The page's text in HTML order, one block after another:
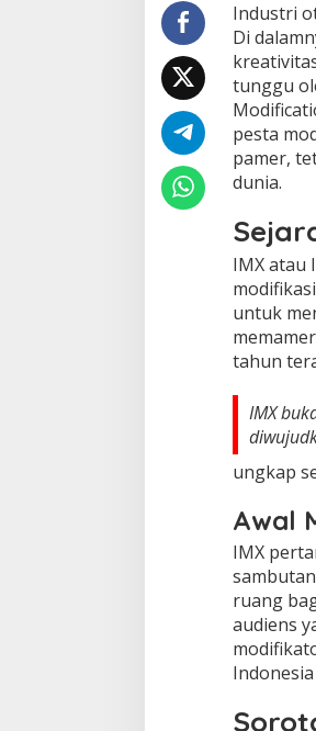
Industri
Di
tunggu
pesta
pamer,
dunia.
IMX atau
untuk
tahun
IMX
ungkap
Awal
IMX
ruang
audiens